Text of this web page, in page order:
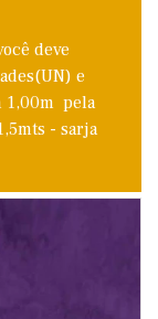
deve
e
1,00m pela
- sarja